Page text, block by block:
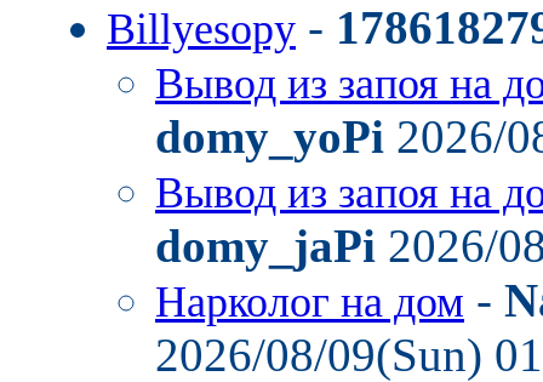
Billyesopy -
Вывод из запоя на
domy_yoPi 2026/
Вывод из запоя на
domy_jaPi 2026/
Нарколог на дом -
2026/08/09(Sun)